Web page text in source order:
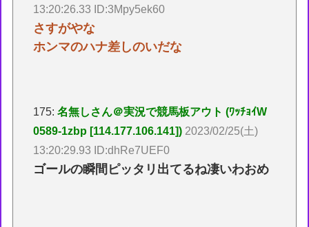
13:20:26.33 ID:3Mpy5ek60
さすがやな
ホンマのハナ差しのいだな
175:名無しさん＠実況で競馬板アウト (ﾜｯﾁｮｲW
0589-1zbp [114.177.106.141]) 2023/02/25(土)
13:20:29.93 ID:dhRe7UEF0
ゴールの瞬間ピッタリ出てるね凄いわおめ